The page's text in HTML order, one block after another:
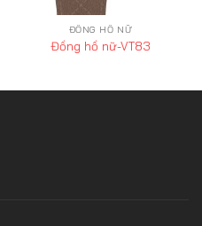
ĐỒNG HỒ NỮ
Đồng hồ nữ-VT83